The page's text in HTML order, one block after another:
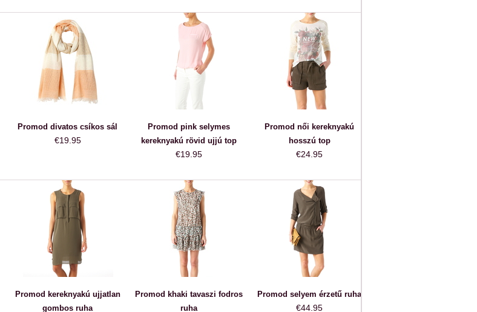
Promod divatos csíkos sál
€19.95
Promod pink selymes
kereknyakú rövid ujjú top
€19.95
Promod női kereknyakú
hosszú top
€24.95
Promod kereknyakú ujjatlan
gombos ruha
Promod khaki tavaszi fodros
ruha
Promod selyem érzetű ruha
€44.95